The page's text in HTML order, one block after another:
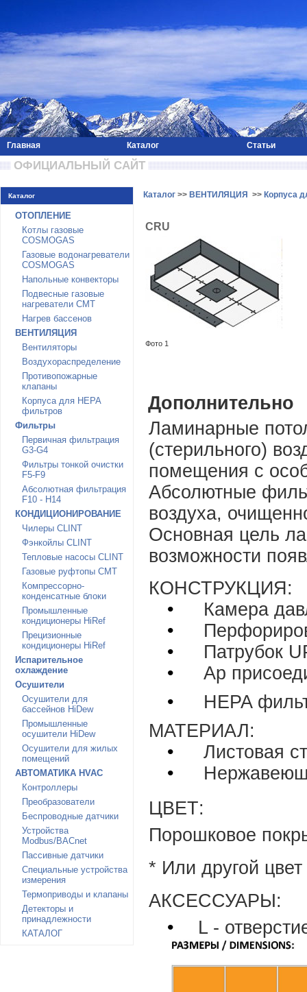
Главная Каталог Статьи
ОФИЦИАЛЬНЫЙ САЙТ
Каталог
ОТОПЛЕНИЕ
Котлы газовые
COSMOGAS
Газовые водонагреватели
COSMOGAS
Напольные конвекторы
Подвесные газовые
нагреватели CMT
Нагрев бассенов
ВЕНТИЛЯЦИЯ
Вентиляторы
Воздухораспределение
Противопожарные
клапаны
Корпуса для HEPA
фильтров
Фильтры
Первичная фильтрация
G3-G4
Фильтры тонкой очистки
F5-F9
Абсолютная фильтрация
F10 - H14
КОНДИЦИОНИРОВАНИЕ
Чилеры CLINT
Фэнкойлы CLINT
Тепловые насосы CLINT
Газовые руфтопы CMT
Компрессорно-
конденсатные блоки
Промышленные
кондиционеры HiRef
Прецизионные
кондиционеры HiRef
Испарительное
охлаждение
Осушители
Осушители для
бассейнов HiDew
Промышленные
осушители HiDew
Осушители для жилых
помещений
АВТОМАТИКА HVAC
Контроллеры
Преобразователи
Беспроводные датчики
Устройства
Modbus/BACnet
Пассивные датчики
Специальные устройства
измерения
Термоприводы и клапаны
Детекторы и
принадлежности
КАТАЛОГ
Каталог >> ВЕНТИЛЯЦИЯ >> Корпуса
CRU
Фото 1
Дополнительно
Ламинарные
(стерильного)
помещения с
Абсолютные
воздуха,
Основная цель
возможности
КОНСТРУКЦИЯ:
•
Камера
•
•
Патрубок
•
Ap
•
HEPA
МАТЕРИАЛ:
•
Листовая
•
ЦВЕТ:
Порошковое
* Или другой
АКСЕССУАРЫ:
•
L -